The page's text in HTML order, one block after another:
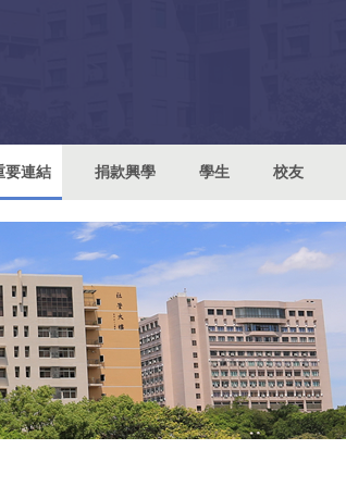
要連結 捐款興學 學生 校友